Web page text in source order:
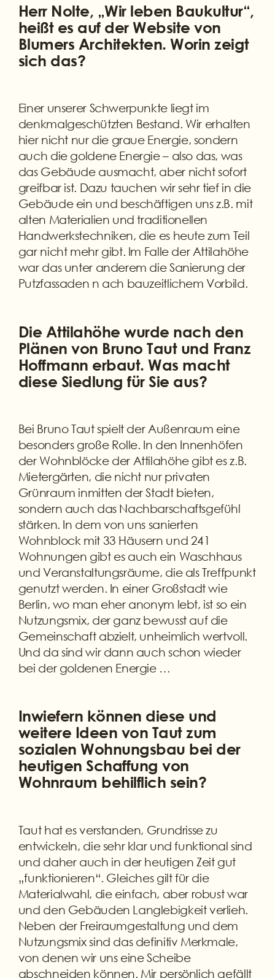
Herr Nolte, „Wir leben Baukultur“,
heißt es auf der Website von
Blumers Architekten. Worin zeigt
sich das?
Einer unserer Schwerpunkte liegt im
denkmalgeschützten Bestand. Wir erhalten
hier nicht nur die graue Energie, sondern
auch die goldene Energie – also das, was
das Gebäude ausmacht, aber nicht sofort
greifbar ist. Dazu tauchen wir sehr tief in die
Gebäude ein und beschäftigen uns z.B. mit
alten Materialien und traditionellen
Handwerkstechniken, die es heute zum Teil
gar nicht mehr gibt. Im Falle der Attilahöhe
war das unter anderem die Sanierung der
Putzfassaden n ach bauzeitlichem Vorbild.
Die Attilahöhe wurde nach den
Plänen von Bruno Taut und Franz
Hoffmann erbaut. Was macht
diese Siedlung für Sie aus?
Bei Bruno Taut spielt der Außenraum eine
besonders große Rolle. In den Innenhöfen
der Wohnblöcke der Attilahöhe gibt es z.B.
Mietergärten, die nicht nur privaten
Grünraum inmitten der Stadt bieten,
sondern auch das Nachbarschaftsgefühl
stärken. In dem von uns sanierten
Wohnblock mit 33 Häusern und 241
Wohnungen gibt es auch ein Waschhaus
und Veranstaltungsräume, die als Treffpunkt
genutzt werden. In einer Großstadt wie
Berlin, wo man eher anonym lebt, ist so ein
Nutzungsmix, der ganz bewusst auf die
Gemeinschaft abzielt, unheimlich wertvoll.
Und da sind wir dann auch schon wieder
bei der goldenen Energie …
Inwiefern können diese und
weitere Ideen von Taut zum
sozialen Wohnungsbau bei der
heutigen Schaffung von
Wohnraum behilflich sein?
Taut hat es verstanden, Grundrisse zu
entwickeln, die sehr klar und funktional sind
und daher auch in der heutigen Zeit gut
„funktionieren“. Gleiches gilt für die
Materialwahl, die einfach, aber robust war
und den Gebäuden Langlebigkeit verlieh.
Neben der Freiraumgestaltung und dem
Nutzungsmix sind das definitiv Merkmale,
von denen wir uns eine Scheibe
abschneiden können. Mir persönlich gefällt